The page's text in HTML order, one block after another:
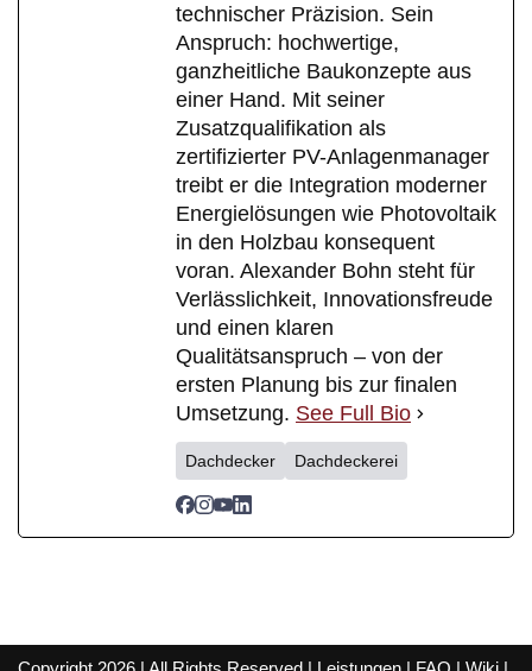
technischer Präzision. Sein
Anspruch: hochwertige,
ganzheitliche Baukonzepte aus
einer Hand. Mit seiner
Zusatzqualifikation als
zertifizierter PV-Anlagenmanager
treibt er die Integration moderner
Energielösungen wie Photovoltaik
in den Holzbau konsequent
voran. Alexander Bohn steht für
Verlässlichkeit, Innovationsfreude
und einen klaren
Qualitätsanspruch – von der
ersten Planung bis zur finalen
Umsetzung. See Full Bio
Dachdecker Dachdeckerei